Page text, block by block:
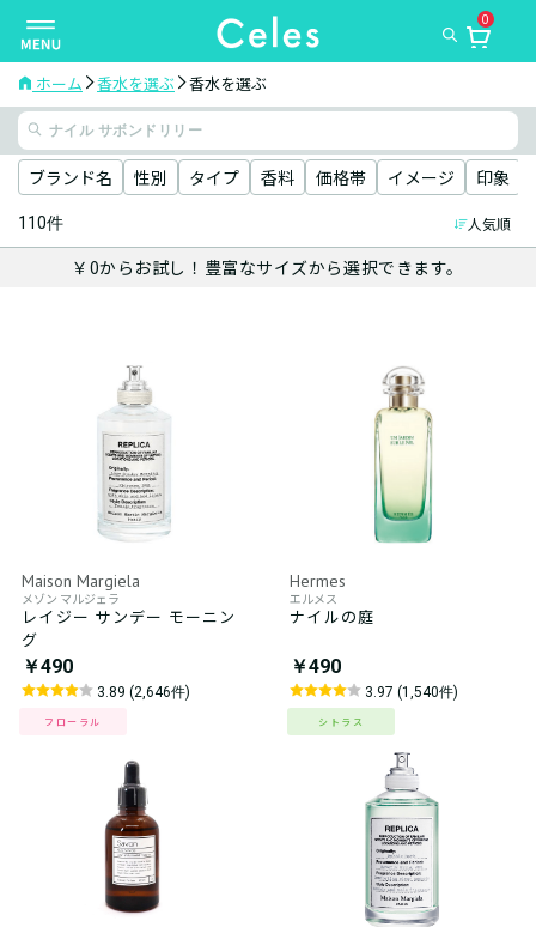
ナ
ビ
ゲ
ー
シ
ョ
ン
を
0
ホーム 香水を選ぶ 香水を選ぶ
ブランド名 性別 タイプ 香料 価格帯 イメージ 印象
110件 人気順
￥0からお試し！豊富なサイズから選択できます。
Maison Margiela
メゾン マルジェラ
レイジー サンデー モーニン
グ
￥490
3.89 (2,646件)
フローラル
Hermes
エルメス
ナイルの庭
￥490
3.97 (1,540件)
シトラス